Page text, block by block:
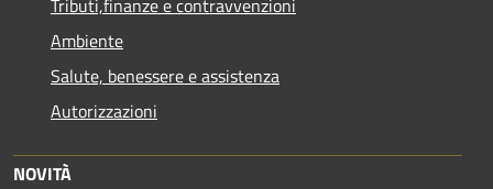
Tributi,finanze e contravvenzioni
Ambiente
Salute, benessere e assistenza
Autorizzazioni
NOVITÀ